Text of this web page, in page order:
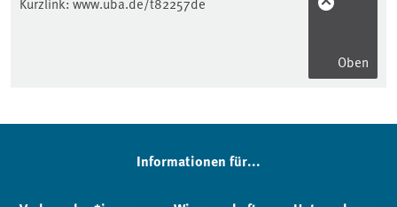
Oben
Seitenleiste
Informationen für...